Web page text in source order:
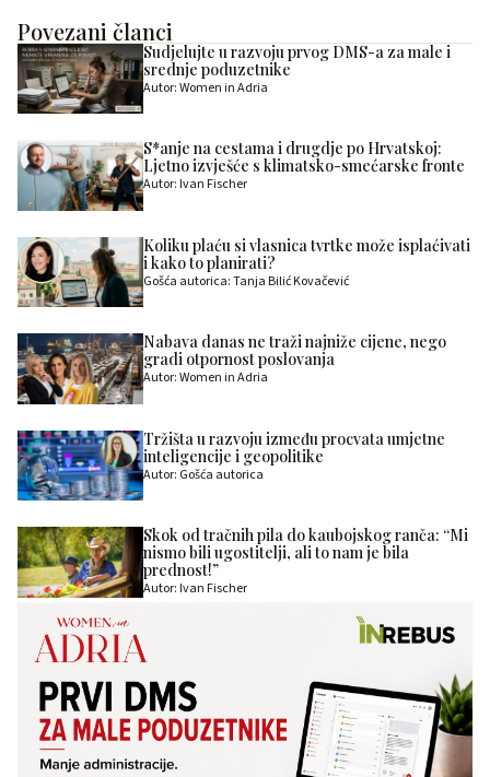
Povezani članci
Sudjelujte u razvoju prvog DMS-a za male i
srednje poduzetnike
Autor: Women in Adria
S*anje na cestama i drugdje po Hrvatskoj:
Ljetno izvješće s klimatsko-smećarske fronte
Autor: Ivan Fischer
Koliku plaću si vlasnica tvrtke može isplaćivati
i kako to planirati?
Gošća autorica: Tanja Bilić Kovačević
Nabava danas ne traži najniže cijene, nego
gradi otpornost poslovanja
Autor: Women in Adria
Tržišta u razvoju između procvata umjetne
inteligencije i geopolitike
Autor: Gošća autorica
Skok od tračnih pila do kaubojskog ranča: “Mi
nismo bili ugostitelji, ali to nam je bila
prednost!”
Autor: Ivan Fischer